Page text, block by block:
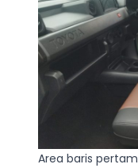
Area baris